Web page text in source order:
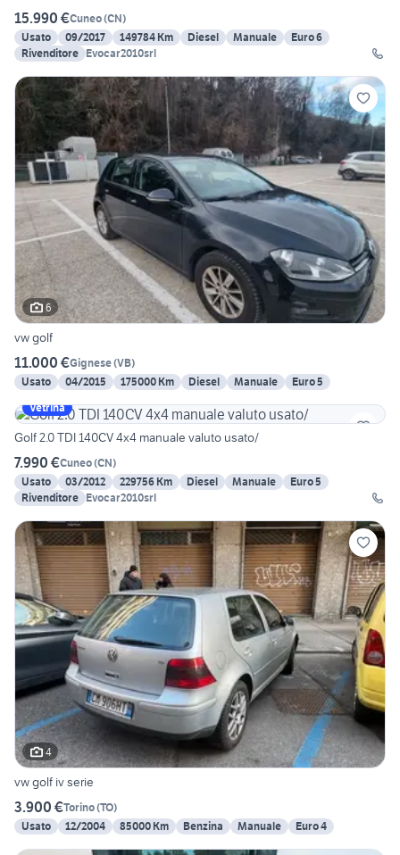
15.990 €Cuneo(CN)
Usato
09/2017 149784 Km Diesel Manuale
Euro 6
Rivenditore Evocar2010srl
6
vw golf
11.000 €Gignese(VB)
Usato
04/2015 175000 Km Diesel Manuale
Euro 5
Vetrina
Golf 2.0 TDI 140CV 4x4 manuale valuto usato/
7.990 €Cuneo(CN)
Usato
03/2012 229756 Km Diesel Manuale
Euro 5
Rivenditore Evocar2010srl
4
vw golf iv serie
3.900 €Torino(TO)
Usato
12/2004 85000 Km Benzina Manuale Euro 4